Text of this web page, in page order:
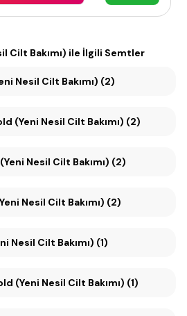
Cilt Bakımı) ile İlgili Semtler
Nesil Cilt Bakımı) (2)
(Yeni Nesil Cilt Bakımı) (2)
Nesil Cilt Bakımı) (2)
Nesil Cilt Bakımı) (2)
Nesil Cilt Bakımı) (1)
(Yeni Nesil Cilt Bakımı) (1)